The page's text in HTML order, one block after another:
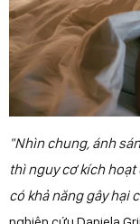
"Nhìn chung, ánh
thì nguy cơ kích
có khả năng gây hại